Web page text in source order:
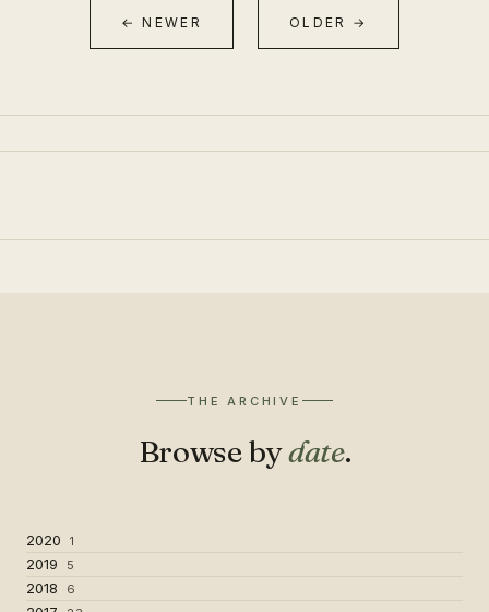
← NEWER OLDER →
THE ARCHIVE
Browse bydate.
2020 1
2019 5
2018 6